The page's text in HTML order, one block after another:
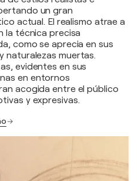
un gran
actual. El realismo atrae a
la técnica precisa
como se aprecia en sus
naturalezas muertas.
evidentes en sus
en entornos
acogida entre el público
y expresivas.